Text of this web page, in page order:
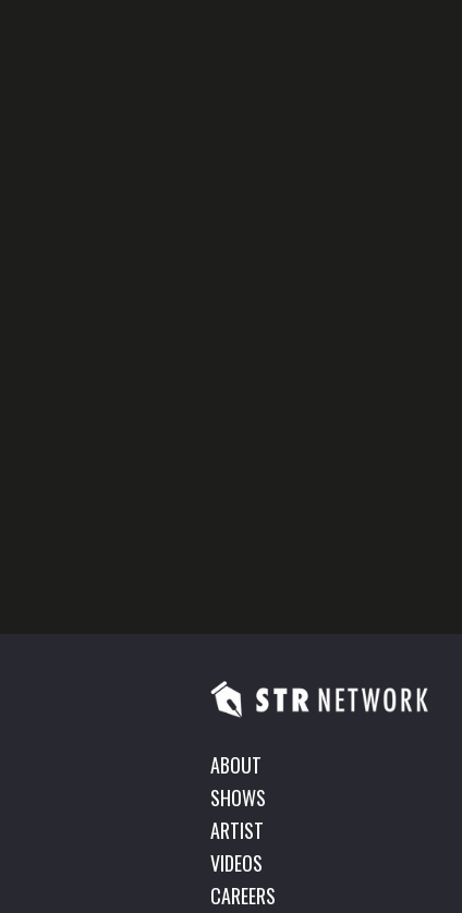
ABOUT
SHOWS
ARTIST
VIDEOS
CAREERS